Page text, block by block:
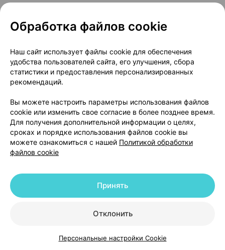
КаталогКорзинаИзбранноеПрофиль
полиэтиленовая прозрачная).
применению укладывают в пачку из картона.
Информация о производителе
СООО «Лекфарм», Республика Беларусь, 223141, г.
Логойск, ул. Минская, д. 2а.
Цены в аптекахМинск
Препарат отсутствует в продаже
Обработка файлов cookie
Наш сайт использует файлы cookie для обеспечения
удобства пользователей сайта, его улучшения, сбора
статистики и предоставления персонализированных
рекомендаций.
Вы можете настроить параметры использования файлов
cookie или изменить свое согласие в более позднее время.
Для получения дополнительной информации о целях,
сроках и порядке использования файлов cookie вы
можете ознакомиться с нашей Политикой обработки
файлов cookie
Отклонить
Принять
Персональные настройки Cookie